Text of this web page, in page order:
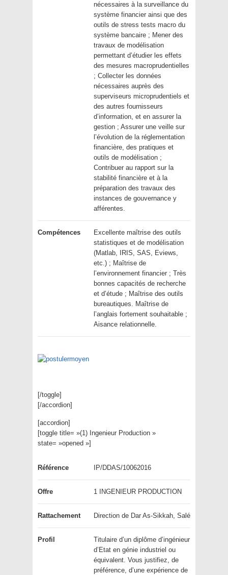
nécessaires à la surveillance du
système financier ainsi que des
outils de stress tests macro du
système bancaire ; Mener des
travaux de modélisation
permettant d’étudier les effets
des mesures macroprudentielles
; Collecter les données
nécessaires auprès des
superviseurs microprudentiels et
des autres fournisseurs
d’information, et en assurer la
gestion ; Assurer une veille sur
l’évolution de la réglementation
financière, des pratiques et
outils de modélisation ;
Contribuer au rapport sur la
stabilité financière et à la
préparation des travaux des
instances de gouvernance y
afférentes.
Compétences
Excellente maîtrise des outils
statistiques et de modélisation
(Matlab, IRIS, SAS, Eviews,
etc.) ; Maîtrise de
l’environnement financier ; Très
bonnes capacités de recherche
et d’étude ; Maîtrise des outils
bureautiques. Maîtrise de
l’anglais fortement souhaitable ;
Aisance relationnelle.
[/toggle]
[/accordion]
[accordion]
[toggle title= »(1) Ingenieur Production »
state= »opened »]
Référence IP/DDAS/10062016
Offre 1 INGENIEUR PRODUCTION
Rattachement Direction de Dar As-Sikkah, Salé
Profil
Titulaire d’un diplôme d’ingénieur
d’Etat en génie industriel ou
équivalent. Vous justifiez, de
préférence, d’une expérience de